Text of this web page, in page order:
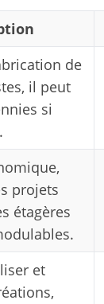
de
il peut
si
projets
étagères
et